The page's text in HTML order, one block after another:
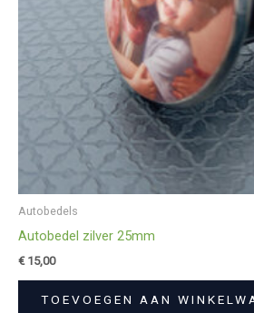
Autobedels
Autobedel zilver 25mm
€15,00
TOEVOEGEN AAN